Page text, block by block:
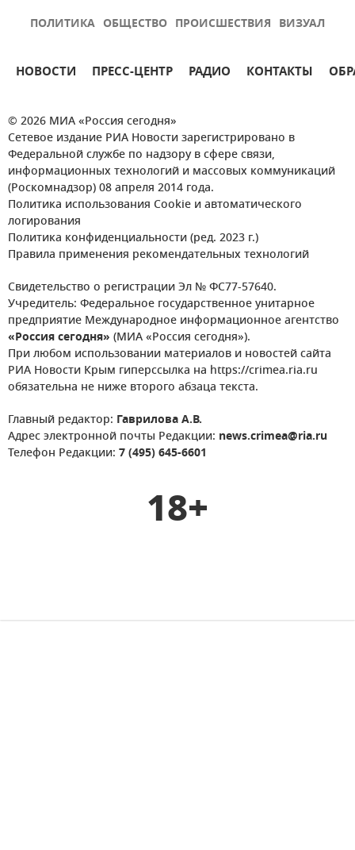
ПОЛИТИКА ОБЩЕСТВО ПРОИСШЕСТВИЯ ВИЗУАЛ
НОВОСТИ ПРЕСС-ЦЕНТР РАДИО КОНТАКТЫ
© 2026 МИА «Россия сегодня»
Сетевое издание РИА Новости зарегистрировано в
Федеральной службе по надзору в сфере связи,
информационных технологий и массовых коммуникаций
(Роскомнадзор) 08 апреля 2014 года.
Политика использования Cookie и автоматического
логирования
Политика конфиденциальности (ред. 2023 г.)
Правила применения рекомендательных технологий
Свидетельство о регистрации Эл № ФС77-57640.
Учредитель: Федеральное государственное унитарное
предприятие Международное информационное агентство
«Россия сегодня» (МИА «Россия сегодня»).
При любом использовании материалов и новостей сайта
РИА Новости Крым гиперссылка на https://crimea.ria.ru
обязательна не ниже второго абзаца текста.
Главный редактор: Гаврилова А.В.
Адрес электронной почты Редакции: news.crimea@ria.ru
Телефон Редакции: 7 (495) 645-6601
18+